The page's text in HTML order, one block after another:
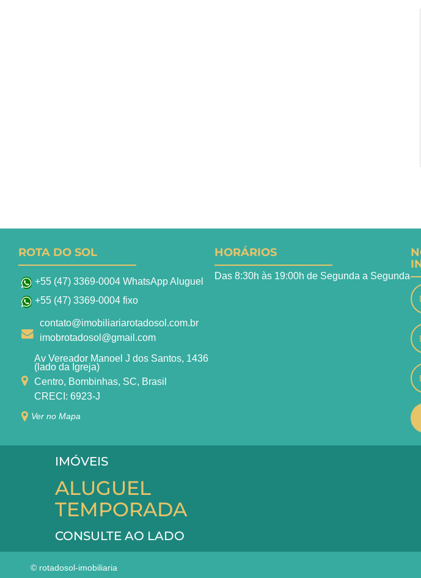
ROTA DO SOL
+55 (47) 3369-0004 WhatsApp Aluguel
+55 (47) 3369-0004 fixo
contato@imobiliariarotadosol.com.br
imobrotadosol@gmail.com
Av Vereador Manoel J dos Santos, 1436
(lado da Igreja)
Centro, Bombinhas, SC, Brasil
CRECI: 6923-J
Ver no Mapa
HORÁRIOS
Das 8:30h às 19:00h de Segunda a Segunda
IMÓVEIS
ALUGUEL
TEMPORADA
CONSULTE AO LADO
© rotadosol-imobiliaria